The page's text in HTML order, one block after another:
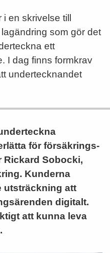
en skrivelse till
som gör det
ett
I dag finns formkrav
undertecknandet
för försäk­rings­
Rickard Sobocki,
Kunderna
utsträckning att
digitalt.
att kunna leva